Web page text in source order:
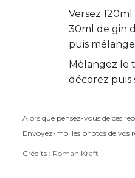
Versez
30ml de gin
puis
Mélangez le
décorez puis
Alors que pensez-vous de ces
Envoyez-moi les photos de vos
Crédits : Roman Kraft